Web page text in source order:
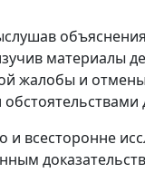
материалы
жалобы и
всесторонне